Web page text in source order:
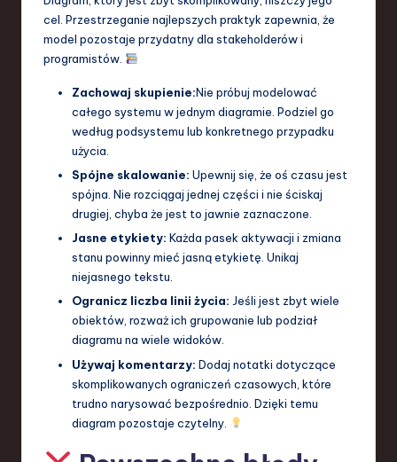
cel. Przestrzeganie najlepszych praktyk zapewnia, że
model pozostaje przydatny dla stakeholderów i
programistów.
Zachowaj skupienie:Nie próbuj modelować
całego systemu w jednym diagramie. Podziel go
według podsystemu lub konkretnego przypadku
użycia.
Spójne skalowanie: Upewnij się, że oś czasu jest
spójna. Nie rozciągaj jednej części i nie ściskaj
drugiej, chyba że jest to jawnie zaznaczone.
Jasne etykiety: Każda pasek aktywacji i zmiana
stanu powinny mieć jasną etykietę. Unikaj
niejasnego tekstu.
Ogranicz liczba linii życia: Jeśli jest zbyt wiele
obiektów, rozważ ich grupowanie lub podział
diagramu na wiele widoków.
Używaj komentarzy: Dodaj notatki dotyczące
skomplikowanych ograniczeń czasowych, które
trudno narysować bezpośrednio. Dzięki temu
diagram pozostaje czytelny.